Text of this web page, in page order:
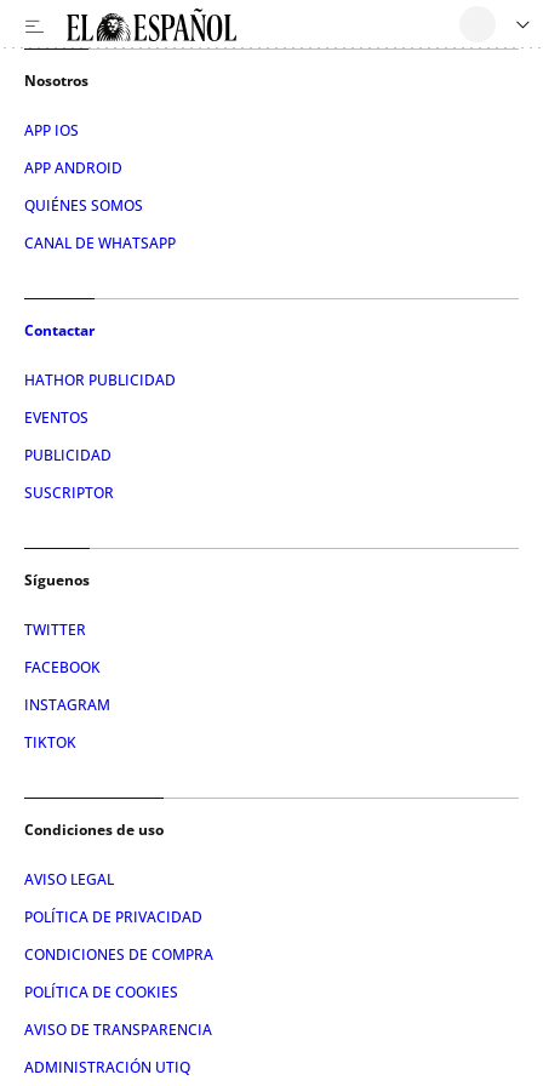
Nosotros
APP IOS
APP ANDROID
QUIÉNES SOMOS
CANAL DE WHATSAPP
Contactar
HATHOR PUBLICIDAD
EVENTOS
PUBLICIDAD
SUSCRIPTOR
Síguenos
TWITTER
FACEBOOK
INSTAGRAM
TIKTOK
Condiciones de uso
AVISO LEGAL
POLÍTICA DE PRIVACIDAD
CONDICIONES DE COMPRA
POLÍTICA DE COOKIES
AVISO DE TRANSPARENCIA
ADMINISTRACIÓN UTIQ